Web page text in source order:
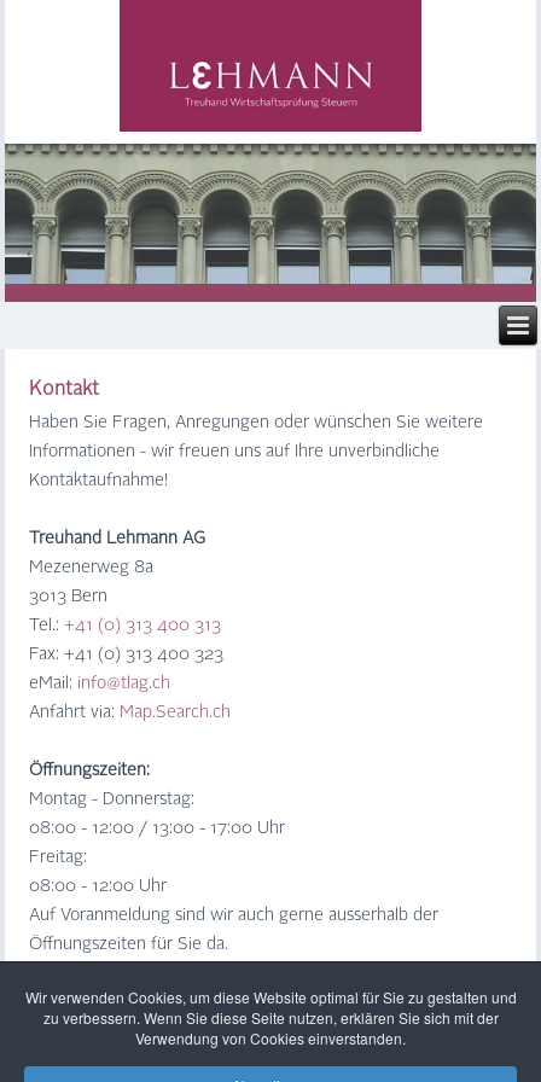
Kontakt
Haben Sie Fragen, Anregungen oder wünschen Sie weitere
Informationen - wir freuen uns auf Ihre unverbindliche
Kontaktaufnahme!
Treuhand Lehmann AG
Mezenerweg 8a
3013 Bern
Tel.:+41 (0) 313 400 313
Fax: +41 (0) 313 400 323
eMail: info@tlag.ch
Anfahrt via: Map.Search.ch
Öffnungszeiten:
Montag - Donnerstag:
08:00 - 12:00 / 13:00 - 17:00 Uhr
Freitag:
08:00 - 12:00 Uhr
Auf Voranmeldung sind wir auch gerne ausserhalb der
Öffnungszeiten für Sie da.
Treuhand Lehmann AG | Mezenerweg 8a | 3013 Bern
Tel0 313 400 313|info@tlag.ch
Wir verwenden Cookies, um diese Website optimal für Sie zu gestalten und
zu verbessern. Wenn Sie diese Seite nutzen, erklären Sie sich mit der
Verwendung von Cookies einverstanden.